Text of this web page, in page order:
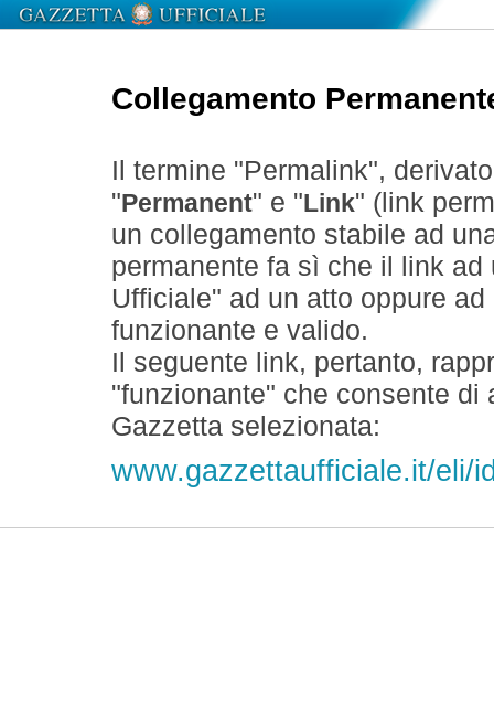
Collegamento
Il termine "Permalink",
" Permanent" e " Link" (link
un collegamento stabile ad
permanente fa sì che il link
Ufficiale" ad un atto oppure
funzionante e valido.
Il seguente link, pertanto,
"funzionante" che consente
Gazzetta selezionata:
www.gazzettaufficiale.it/eli/